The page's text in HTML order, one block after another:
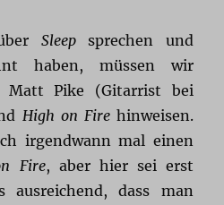
Sleep sprechen und
haben, müssen wir
Matt Pike (Gitarrist bei
High on Firehinweisen.
irgendwann mal einen
Fire, aber hier sei erst
ausreichend, dass man